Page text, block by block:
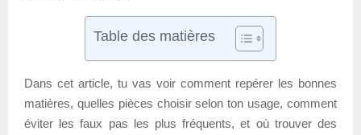
Table des matières
Dans cet article, tu vas voir comment repérer les bonnes
matières, quelles pièces choisir selon ton usage, comment
éviter les faux pas les plus fréquents, et où trouver des